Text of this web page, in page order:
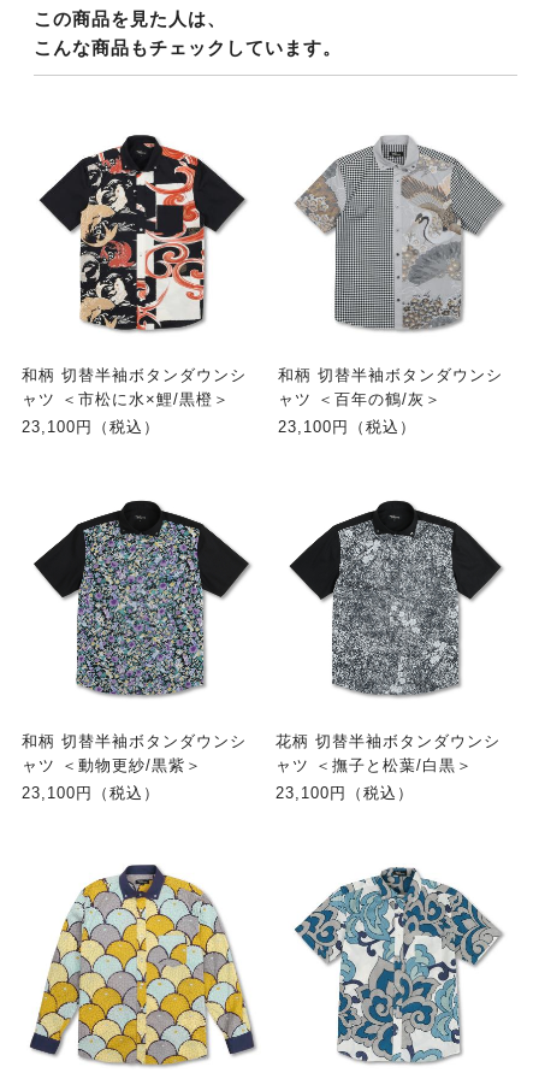
この商品を見た人は、
こんな商品もチェックしています。
和柄 切替半袖ボタンダウンシ
ャツ ＜市松に水×鯉/黒橙＞
23,100円（税込）
和柄 切替半袖ボタンダウンシ
ャツ ＜百年の鶴/灰＞
23,100円（税込）
和柄 切替半袖ボタンダウンシ
ャツ ＜動物更紗/黒紫＞
23,100円（税込）
花柄 切替半袖ボタンダウンシ
ャツ ＜撫子と松葉/白黒＞
23,100円（税込）